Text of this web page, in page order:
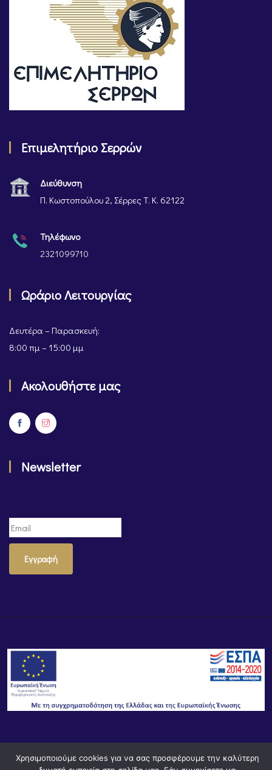
Επιμελητήριο Σερρών
Διεύθυνση
Π. Κωστοπούλου 2, Σέρρες Τ. Κ. 62122
Τηλέφωνο
2321099710
Ωράριο Λειτουργίας
Δευτέρα – Παρασκευή:
8:00 πμ – 15:00 μμ
Ακολουθήστε μας
Newsletter
Εγγραφή
© Powered byKnowledge AE
Χρησιμοποιούμε cookies για να σας προσφέρουμε την καλύτερη